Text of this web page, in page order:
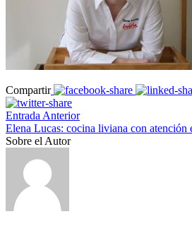
Compartir
Entrada Anterior
Elena Lucas: cocina liviana con atención
Sobre el Autor